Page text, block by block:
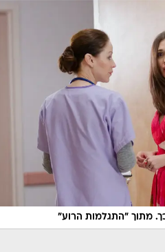
מתוך "התגלמות הרוע"